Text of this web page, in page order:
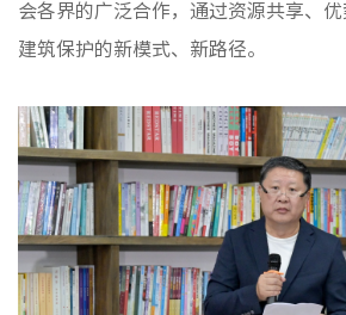
会各界的广泛合作，通过资源共享、
建筑保护的新模式、新路径。